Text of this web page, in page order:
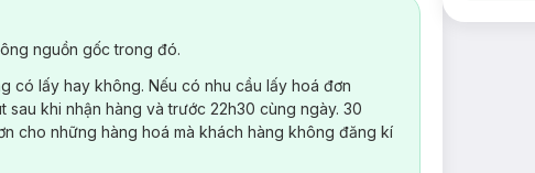
nguồn gốc trong đó.
có lấy hay không. Nếu có nhu cầu lấy hoá đơn
khi nhận hàng và trước 22h30 cùng ngày. 30
cho những hàng hoá mà khách hàng không đăng kí